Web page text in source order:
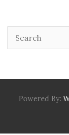
Powered By: